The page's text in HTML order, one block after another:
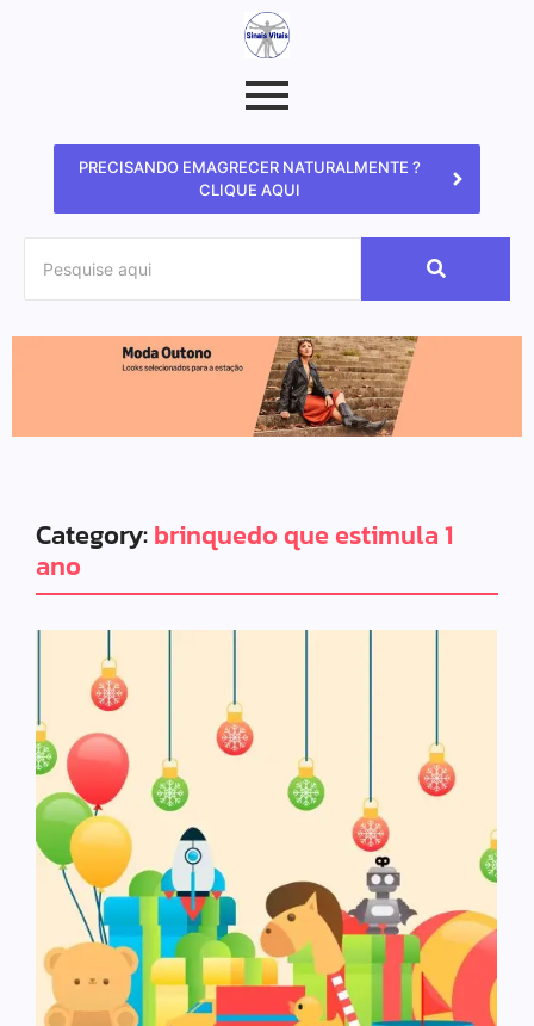
PRECISANDO EMAGRECER NATURALMENTE ?
CLIQUE AQUI
Category:brinquedo que estimula 1
ano